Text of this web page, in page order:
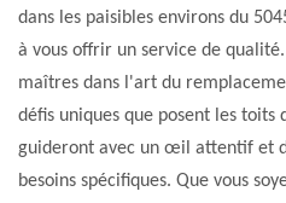
dans les paisibles environs du
à vous offrir un service de
maîtres dans l'art du
défis uniques que posent les
guideront avec un œil attentif et
besoins spécifiques. Que vous